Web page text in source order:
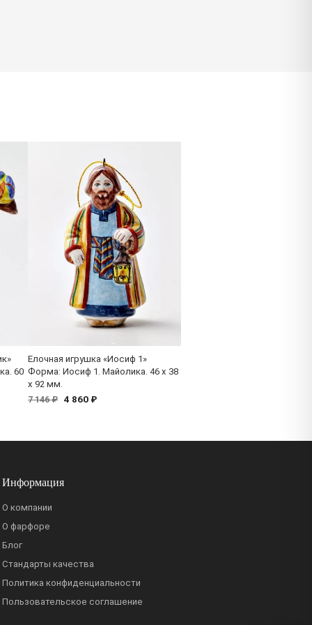
60
Елочная игрушка «Иосиф 1»
Форма: Иосиф 1. Майолика. 46 x 38
x 92 мм.
7 146 ₽ 4 860 ₽
Информация
О компании
О фарфоре
Блог
Стандарты качества
Политика конфиденциальности
Пользовательское соглашение